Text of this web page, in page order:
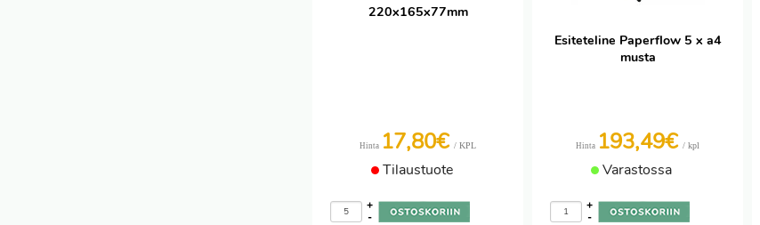
220x165x77mm
Hinta 17,80€ / KPL
Tilaustuote
-
+
Esiteteline Paperflow 5 x a4
musta
Hinta 193,49€ / kpl
Varastossa
-
+